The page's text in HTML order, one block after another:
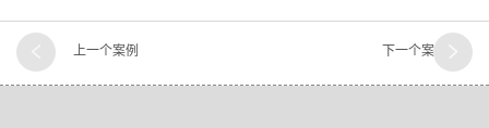
上一个案例 下一个案例